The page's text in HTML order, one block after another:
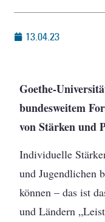
13.04.23
Goethe-
bundesweitem
von Stärken und
Individuelle
und Jugendlichen
können – das ist
und Ländern